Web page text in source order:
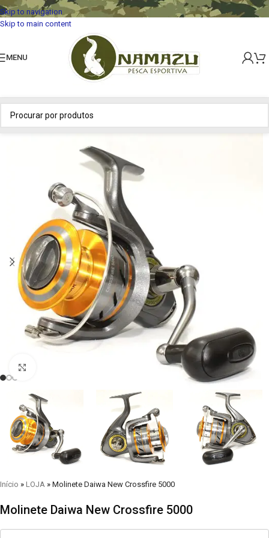
Skip to navigation
Skip to main content
MENU
Início » LOJA » Molinete Daiwa New Crossfire 5000
Molinete Daiwa New Crossfire 5000